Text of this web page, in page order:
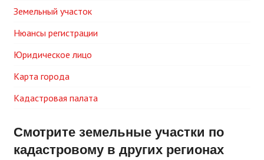
Земельный участок
Нюансы регистрации
Юридическое лицо
Карта города
Кадастровая палата
Смотрите земельные участки по
кадастровому в других регионах